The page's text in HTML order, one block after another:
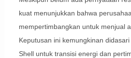
kuat menunjukkan bahwa
mempertimbangkan untuk menjual
Keputusan ini kemungkinan
Shell untuk transisi energi dan